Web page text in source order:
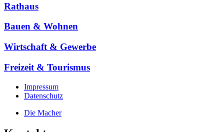
Rathaus
Bauen & Wohnen
Wirtschaft & Gewerbe
Freizeit & Tourismus
Impressum
Datenschutz
Die Macher